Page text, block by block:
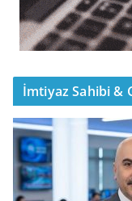
İmtiyaz Sahibi &